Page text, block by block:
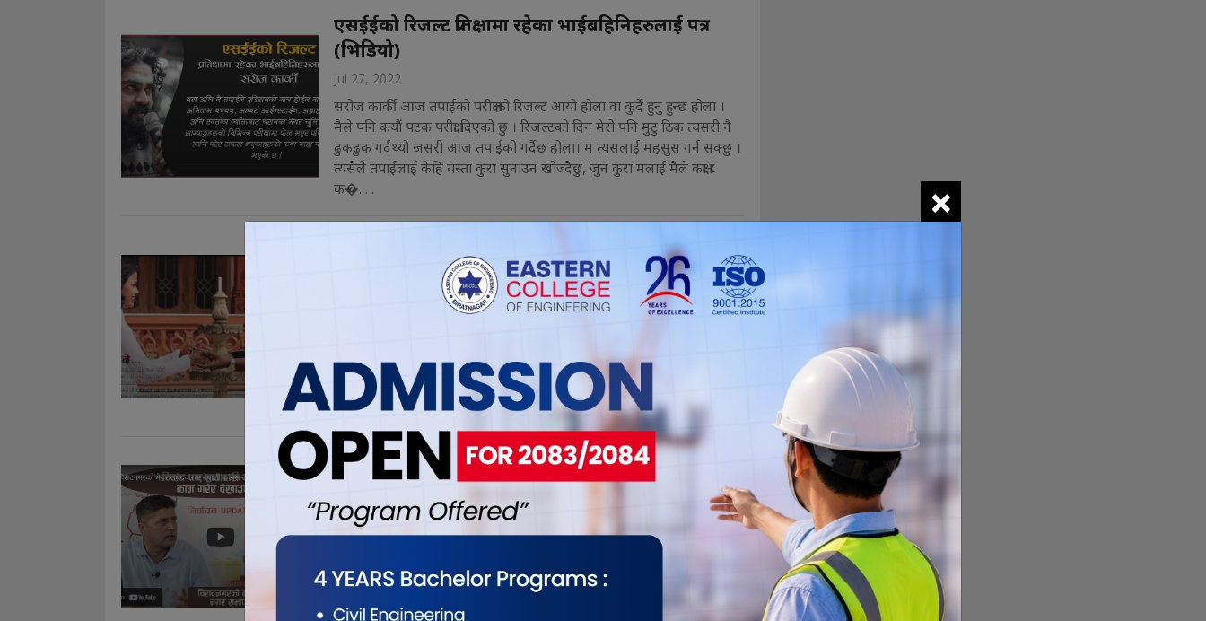
एसईईको रिजल्ट प्रतिक्षामा रहेका भाईबहिनिहरुलाई पत्र
(भिडियो)
Jul 27, 2022
सरोज कार्की आज तपाईको परीक्षाको रिजल्ट आयो होला वा कुर्दै हुनु हुन्छ होला ।
मैले पनि कयौं पटक परीक्षा दिएको छु । रिजल्टको दिन मेरो पनि मुटु ठिक त्यसरी नै
ढुकढुक गर्दथ्यो जसरी आज तपाईको गर्दैछ होला। म त्यसलाई महसुस गर्न सक्छु ।
त्यसैले तपाईलाई केहि यस्ता कुरा सुनाउन खोज्दैछु, जुन कुरा मलाई मैले कक्षा ८
क�. . .
गीतकार चन्द्रमोहन विश्वासको ‘मने मने’ बोलको गीत
बेचन शर्माको स्वर रहेको छ । सन्जु बाबा, सोनम चौधरी र सुविका चौधरीको
अभिनय रहेको उक्त गीतको भिडियो श्याम गिरीले खिचेका हुन । विवेक सरदारको
कोरीयोग्राफिमा तयार भएक�. . .
भिडियो अन्तर्वार्ता : विराटनगरको मेयर उमेदवारमा नेपाली
कांग्रेस नगर सभापति दिपक चापागाईंको दाबी
Mar 23, 2022
विराटनगरको मेयर उमेदवारमा नेपाली कांग्रेस नगर सभापति दिपक चापागाईंको
दाबी : टिकट पाए हावादारी गफ मात्रै हैन काम गरेर देखाउने प्रतिबद्धता । कार्यक्रम
प्रस्तोता : बिबेक दाहाल , अतिथि : दिपक चापागाईं, नेपाली कांग्रेस नगर सभापति. .
.
×